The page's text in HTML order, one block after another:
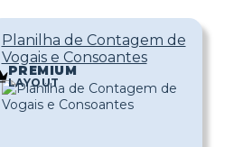
Planilha de Contagem de
Vogais e Consoantes
PREMIUM
LAYOUT